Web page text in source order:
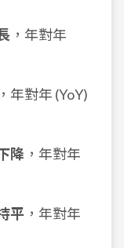
，年對年
，年對年 (YoY)
降 ，年對年
平 ，年對年